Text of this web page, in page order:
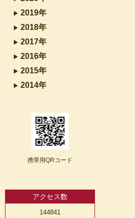
2019年
2018年
2017年
2016年
2015年
2014年
携帯用QRコード
アクセス数
144841